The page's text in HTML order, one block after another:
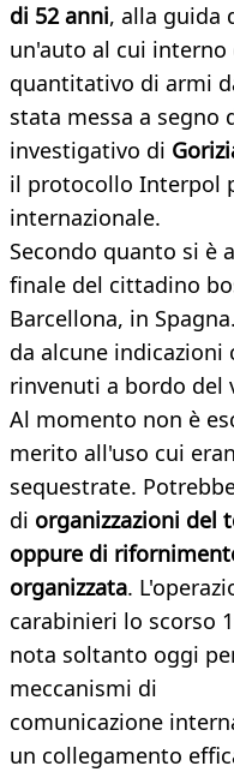
di 52 anni, alla guida
un'auto al cui
quantitativo di armi
stata messa a segno
investigativo di
il protocollo Interpol
internazionale.
Secondo quanto si è
finale del cittadino
Barcellona, in
da alcune
rinvenuti a bordo del
Al momento non è
merito all'uso cui
sequestrate.
di organizzazioni del
oppure di
organizzata.
carabinieri lo scorso
nota soltanto oggi
meccanismi di
comunicazione
un collegamento